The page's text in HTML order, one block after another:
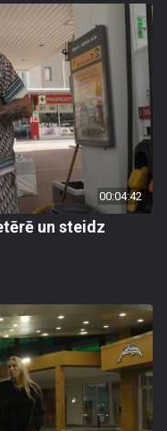
00:04:42
un steidz